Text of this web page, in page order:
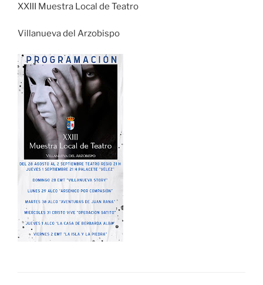
XXIII Muestra Local de Teatro
Villanueva del Arzobispo